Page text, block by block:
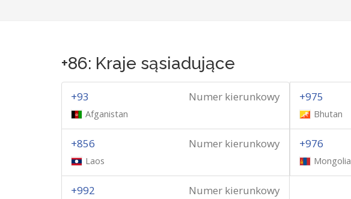
+86: Kraje sąsiadujące
Numer kierunkowy
+93
Afganistan
+975
Bhutan
Numer kierunkowy
+856
Laos
+976
Mongolia
Numer kierunkowy
+992